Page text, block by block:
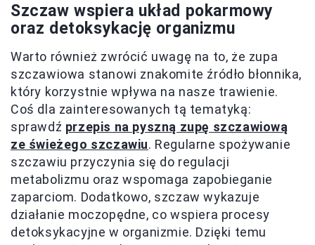
Szczaw wspiera układ pokarmowy
oraz detoksykację organizmu
Warto również zwrócić uwagę na to, że zupa
szczawiowa stanowi znakomite źródło błonnika,
który korzystnie wpływa na nasze trawienie.
Coś dla zainteresowanych tą tematyką:
sprawdź przepis na pyszną zupę szczawiową
ze świeżego szczawiu. Regularne spożywanie
szczawiu przyczynia się do regulacji
metabolizmu oraz wspomaga zapobieganie
zaparciom. Dodatkowo, szczaw wykazuje
działanie moczopędne, co wspiera procesy
detoksykacyjne w organizmie. Dzięki temu